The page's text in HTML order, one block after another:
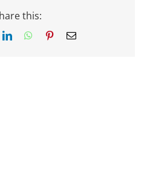
this:
LinkedInWhatsApp
PinterestEmail